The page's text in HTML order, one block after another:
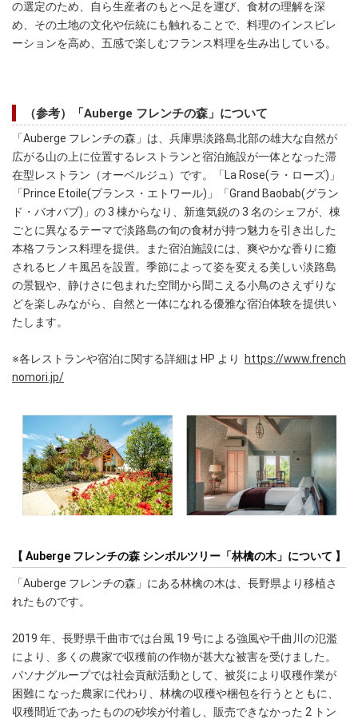
の選定のため、自ら生産者のもとへ足を運び、食材の理解を深
め、その土地の文化や伝統にも触れることで、料理のインスピレ
ーションを高め、五感で楽しむフランス料理を生み出している。
（参考）「Auberge フレンチの森」について
「Auberge フレンチの森」は、兵庫県淡路島北部の雄大な自然が
広がる山の上に位置するレストランと宿泊施設が一体となった滞
在型レストラン（オーベルジュ）です。「La Rose(ラ・ローズ)」
「Prince Etoile(プランス・エトワール)」「Grand Baobab(グラン
ド・バオバブ)」の 3 棟からなり、新進気鋭の 3 名のシェフが、棟
ごとに異なるテーマで淡路島の旬の食材が持つ魅力を引き出した
本格フランス料理を提供。また宿泊施設には、爽やかな香りに癒
されるヒノキ風呂を設置。季節によって姿を変える美しい淡路島
の景観や、静けさに包まれた空間から聞こえる小鳥のさえずりな
どを楽しみながら、自然と一体になれる優雅な宿泊体験を提供い
たします。
※各レストランや宿泊に関する詳細は HP より
https://www.french
nomori.jp/
【 Auberge フレンチの森 シンボルツリー「林檎の木」について 】
「Auberge フレンチの森」にある林檎の木は、長野県より移植さ
れたものです。
2019 年、長野県千曲市では台風 19 号による強風や千曲川の氾濫
により、多くの農家で収穫前の作物が甚大な被害を受けました。
パソナグループでは社会貢献活動として、被災により収穫作業が
困難に なった農家に代わり、林檎の収穫や梱包を行うとともに、
収穫間近であったものの砂埃が付着し、販売できなかった 2 トン